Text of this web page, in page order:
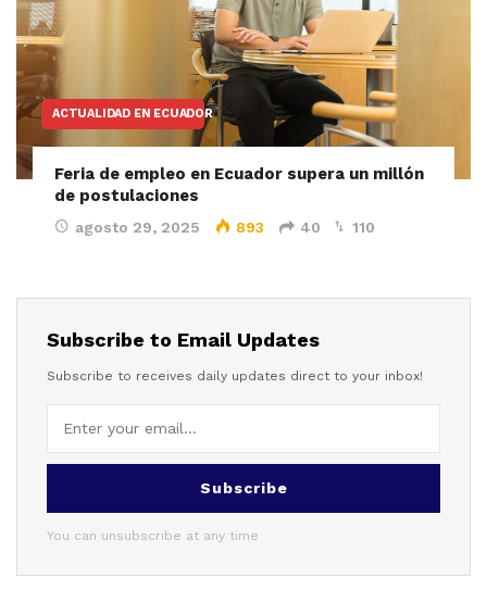
ACTUALIDAD EN ECUADOR
Feria de empleo en Ecuador supera un millón
de postulaciones
agosto 29, 2025 893 40 110
Subscribe to Email Updates
Subscribe to receives daily updates direct to your inbox!
Subscribe
You can unsubscribe at any time